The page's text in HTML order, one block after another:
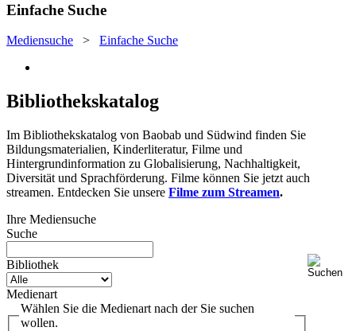
Einfache Suche
Mediensuche > Einfache Suche
Bibliothekskatalog
Im Bibliothekskatalog von Baobab und Südwind finden Sie
Bildungsmaterialien, Kinderliteratur, Filme und
Hintergrundinformation zu Globalisierung, Nachhaltigkeit,
Diversität und Sprachförderung. Filme können Sie jetzt auch
streamen. Entdecken Sie unsere Filme zum Streamen.
Ihre Mediensuche
Suche
Bibliothek
Medienart
Wählen Sie die Medienart nach der Sie suchen
wollen.